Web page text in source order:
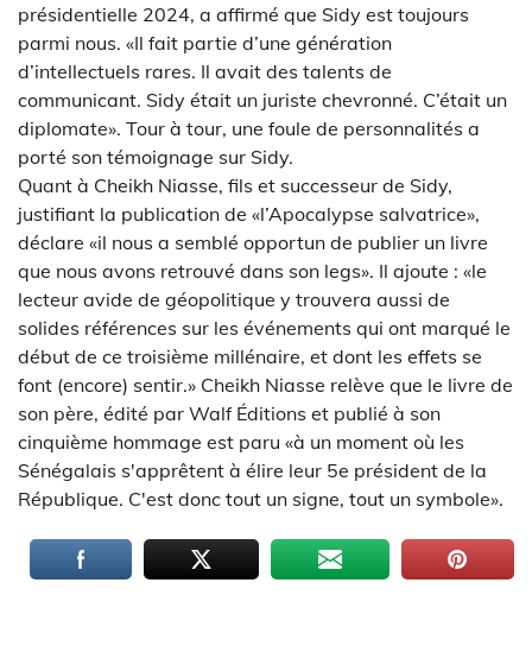
présidentielle 2024, a affirmé que Sidy est toujours
parmi nous. «Il fait partie d’une génération
d’intellectuels rares. Il avait des talents de
communicant. Sidy était un juriste chevronné. C’était un
diplomate». Tour à tour, une foule de personnalités a
porté son témoignage sur Sidy.
Quant à Cheikh Niasse, fils et successeur de Sidy,
justifiant la publication de «l’Apocalypse salvatrice»,
déclare «il nous a semblé opportun de publier un livre
que nous avons retrouvé dans son legs». Il ajoute : «le
lecteur avide de géopolitique y trouvera aussi de
solides références sur les événements qui ont marqué le
début de ce troisième millénaire, et dont les effets se
font (encore) sentir.» Cheikh Niasse relève que le livre de
son père, édité par Walf Éditions et publié à son
cinquième hommage est paru «à un moment où les
Sénégalais s'apprêtent à élire leur 5e président de la
République. C'est donc tout un signe, tout un symbole».